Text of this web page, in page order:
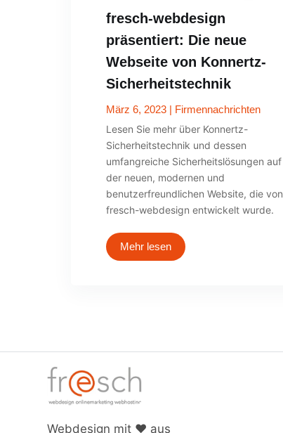
fresch-webdesign
präsentiert: Die neue
Webseite von Konnertz-
Sicherheitstechnik
März 6, 2023| Firmennachrichten
Lesen Sie mehr über Konnertz-
Sicherheitstechnik und dessen
umfangreiche Sicherheitslösungen auf
der neuen, modernen und
benutzerfreundlichen Website, die von
fresch-webdesign entwickelt wurde.
Mehr lesen
Webdesign mit ♥ aus